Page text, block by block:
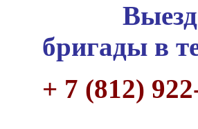
бригады в
+ 7 (812)